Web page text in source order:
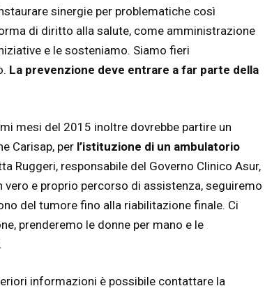
sinergie per problematiche così
di diritto alla salute, come amministrazione
e le sosteniamo. Siamo fieri
La prevenzione deve entrare a far parte della
mesi del 2015 inoltre dovrebbe partire un
Carisap, perl’istituzione di un ambulatorio
Ruggeri, responsabile del Governo Clinico Asur,
vero e proprio percorso di assistenza, seguiremo
del tumore fino alla riabilitazione finale. Ci
prenderemo le donne per mano e le
informazioni è possibile contattare la